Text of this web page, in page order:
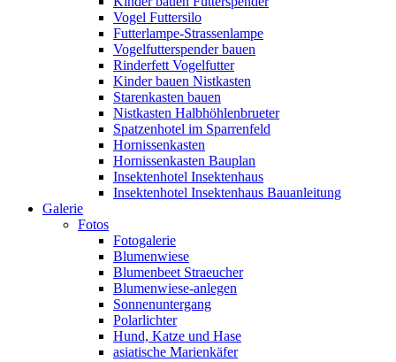
Vogel Futtersilo
Futterlampe-Strassenlampe
Vogelfutterspender bauen
Rinderfett Vogelfutter
Kinder bauen Nistkasten
Starenkasten bauen
Nistkasten Halbhöhlenbrueter
Spatzenhotel im Sparrenfeld
Hornissenkasten
Hornissenkasten Bauplan
Insektenhotel Insektenhaus
Insektenhotel Insektenhaus Bauanleitung
Galerie
Fotos
Fotogalerie
Blumenwiese
Blumenbeet Straeucher
Blumenwiese-anlegen
Sonnenuntergang
Polarlichter
Hund, Katze und Hase
asiatische Marienkäfer